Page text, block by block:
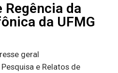
Regência da
da UFMG
geral
e Relatos de